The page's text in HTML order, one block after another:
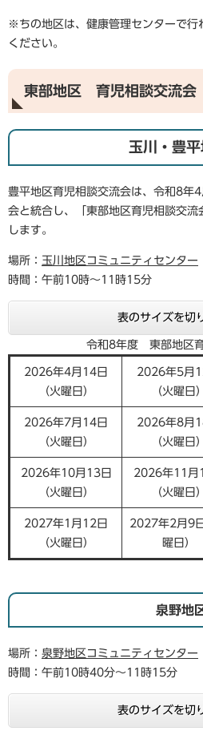
※ちの地区は、健康管理センターで行
ください。
東部地区 育児相談交流会
玉川・豊平
豊平地区育児相談交流会は、令和8年
会と統合し、「東部地区育児相談交
します。
場所： 玉川地区コミュニティセンター
時間：午前10時～11時15分
表のサイズを切
令和8年度 東部地区
2026年4月14日
（火曜日）
2026年5月
（火曜日）
2026年7月14日
（火曜日）
2026年8月
（火曜日）
2026年10月13日
（火曜日）
2026年11月
（火曜日）
2027年1月12日
（火曜日）
2027年2月9
曜日）
泉野地
場所： 泉野地区コミュニティセンター
時間：午前10時40分～11時15分
表のサイズを切